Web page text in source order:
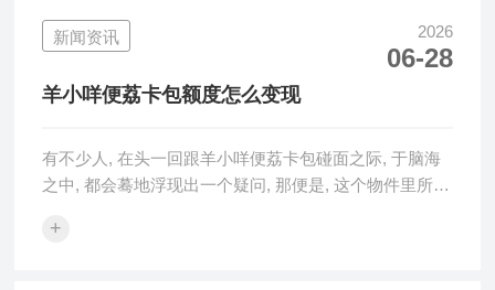
新闻资讯 2026
06-28
羊小咩便荔卡包额度怎么变现
有不少人, 在头一回跟羊小咩便荔卡包碰面之际, 于脑海
之中, 都会蓦地浮现出一个疑问, 那便是, 这个物件里所蕴
+